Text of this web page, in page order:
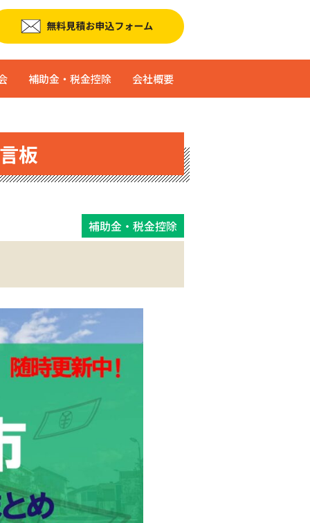
補助金・税金控除 会社概要
板
補助金・税金控除